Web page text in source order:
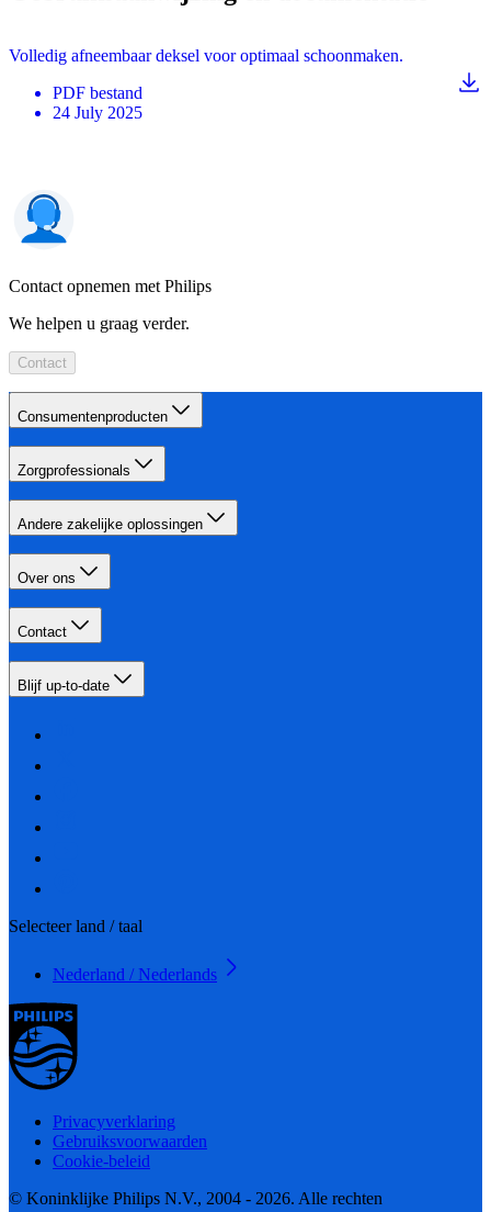
Volledig afneembaar deksel voor optimaal schoonmaken.
PDF bestand
24 July 2025
Contact opnemen met Philips
We helpen u graag verder.
Contact
Consumentenproducten
Zorgprofessionals
Andere zakelijke oplossingen
Over ons
Contact
Blijf up-to-date
Selecteer land / taal
Nederland / Nederlands
Privacyverklaring
Gebruiksvoorwaarden
Cookie-beleid
© Koninklijke Philips N.V., 2004 - 2026. Alle rechten